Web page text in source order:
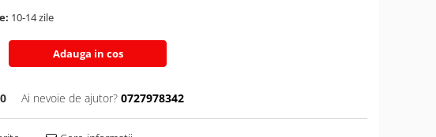
10-14 zile
Adauga in cos
Ai nevoie de ajutor? 0727978342